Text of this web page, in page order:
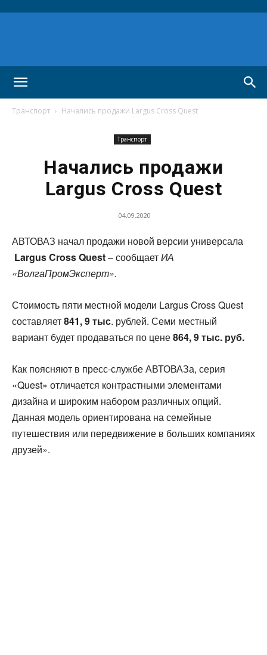
Транспорт Начались продажи Largus Cross Quest
Транспорт
Начались продажи
Largus Cross Quest
04.09.2020
АВТОВАЗ начал продажи новой версии универсала
Largus Cross Quest– сообщаетИА
«ВолгаПромЭксперт».
Стоимость пяти местной модели Largus Cross Quest
составляет841, 9 тыс. рублей. Семи местный
вариант будет продаваться по цене864, 9 тыс. руб.
Как поясняют в пресс-службе АВТОВАЗа, серия
«Quest» отличается контрастными элементами
дизайна и широким набором различных опций.
Данная модель ориентирована на семейные
путешествия или передвижение в больших компаниях
друзей».